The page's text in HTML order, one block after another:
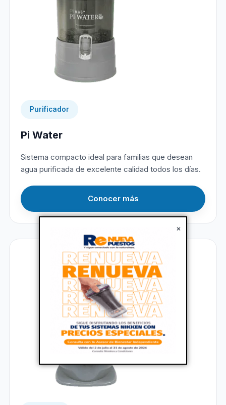
×
Purificador
Pi Water
Sistema compacto ideal para familias que desean
agua purificada de excelente calidad todos los días.
Conocer más